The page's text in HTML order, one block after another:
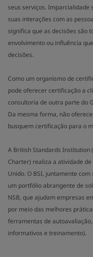
seus serviços. Imparcialidade
suas interações com as
significa que as decisões são
envolvimento ou influência
decisões.
Como um organismo de
pode oferecer certificação a
consultoria de outra parte do
Da mesma forma, não
busquem certificação para o
A British Standards Institution
Charter) realiza a atividade
Unido. O BSI, juntamente
um portfólio abrangente de
NSB, que ajudam empresas
por meio das melhores
ferramentas de
informativos e treinamento).